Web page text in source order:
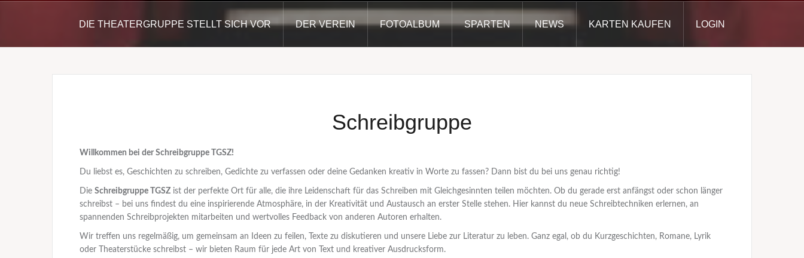
DIE THEATERGRUPPE STELLT SICH VOR DER VEREIN FOTOALBUM SPARTEN NEWS KARTEN KAUFEN LOGIN
Schreibgruppe
Willkommen bei der Schreibgruppe TGSZ!
Du liebst es, Geschichten zu schreiben, Gedichte zu verfassen oder deine Gedanken kreativ in Worte zu fassen? Dann bist du bei uns genau richtig!
Die Schreibgruppe TGSZ ist der perfekte Ort für alle, die ihre Leidenschaft für das Schreiben mit Gleichgesinnten teilen möchten. Ob du gerade erst anfängst oder schon länger
schreibst – bei uns findest du eine inspirierende Atmosphäre, in der Kreativität und Austausch an erster Stelle stehen. Hier kannst du neue Schreibtechniken erlernen, an
spannenden Schreibprojekten mitarbeiten und wertvolles Feedback von anderen Autoren erhalten.
Wir treffen uns regelmäßig, um gemeinsam an Ideen zu feilen, Texte zu diskutieren und unsere Liebe zur Literatur zu leben. Ganz egal, ob du Kurzgeschichten, Romane, Lyrik
oder Theaterstücke schreibst – wir bieten Raum für jede Art von Text und kreativer Ausdrucksform.